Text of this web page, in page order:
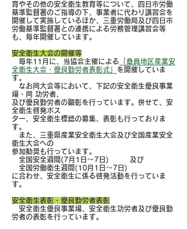
育やその他の安全衛生教育等について、四日市労働
基準監督署のご指導の下、事業者に代わり講習会を
開催して実施しているほか、三重労働局及び四日市
労働基準監督署との連携による労務管理講習会等
も、毎年開催しています。
安全衛生大会の開催等
毎年11月に、当協会主催による 「桑員地区産業安
全衛生大会・優良勤労者表彰式」 を開催していま
す。
なお同大会等において、下記の安全衛生優良事業
場・同 功労者、
及び優良勤労者の顕彰を行っています。併せて、安
全衛生啓発ポス
ター、安全衛生標語の募集、表彰も行っておりま
す。
また、三重県産業安全衛生大会及び全国産業安全
衛生大会への
参加勧奨も行っています。
全国安全週間(7月1日～7日) 及び
全国労働衛生週間(10月1日～7日)
に合わせ、安全衛生に係る啓発活動を行っていま
す。
安全衛生表彰・優良勤労者表彰
安全衛生優良事業場、安全衛生功労者及び優良勤
労者の表彰を行っています。